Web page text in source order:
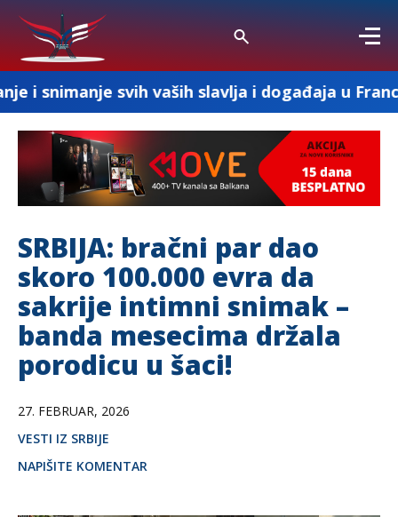
svih vaših slavlja i događaja u Francuskoj
SRBIJA: bračni par dao
skoro 100.000 evra da
sakrije intimni snimak –
banda mesecima držala
porodicu u šaci!
27. FEBRUAR, 2026
VESTI IZ SRBIJE
NAPIŠITE KOMENTAR